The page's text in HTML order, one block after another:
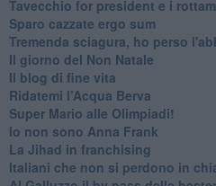
Tavecchio for president e i
Sparo cazzate ergo sum
Tremenda sciagura, ho perso
Il giorno del Non Natale
Il blog di fine vita
​Ridatemi l’Acqua Berva
Super Mario alle Olimpiadi!
Io non sono Anna Frank
​La Jihad in franchising
Italiani che non si perdono in